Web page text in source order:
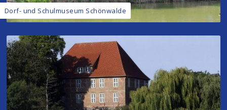
Dorf- und Schulmuseum Schönwalde